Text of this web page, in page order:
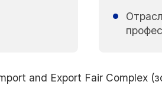
and Export Fair Complex